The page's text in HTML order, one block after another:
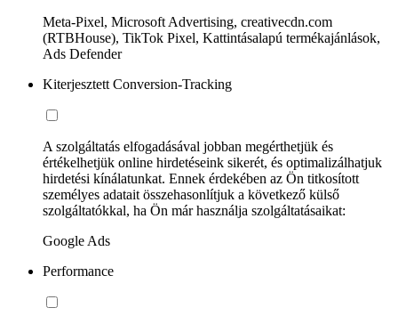
Meta-Pixel, Microsoft Advertising, creativecdn.com
(RTBHouse), TikTok Pixel, Kattintásalapú termékajánlások,
Ads Defender
Kiterjesztett Conversion-Tracking
A szolgáltatás elfogadásával jobban megérthetjük és
értékelhetjük online hirdetéseink sikerét, és optimalizálhatjuk
hirdetési kínálatunkat. Ennek érdekében az Ön titkosított
személyes adatait összehasonlítjuk a következő külső
szolgáltatókkal, ha Ön már használja szolgáltatásaikat:
Google Ads
Performance